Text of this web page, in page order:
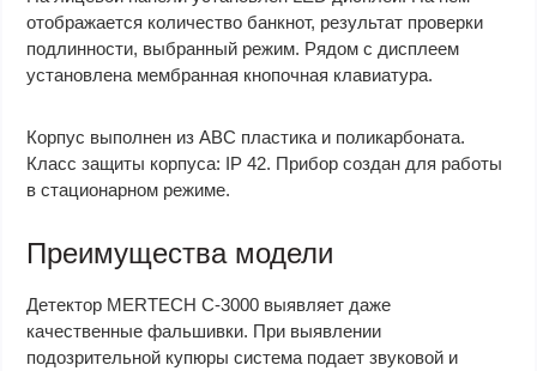
отображается количество банкнот, результат проверки
подлинности, выбранный режим. Рядом с дисплеем
установлена мембранная кнопочная клавиатура.
Корпус выполнен из АВС пластика и поликарбоната.
Класс защиты корпуса: IP 42. Прибор создан для работы
в стационарном режиме.
Преимущества модели
Детектор MERTECH C-3000 выявляет даже
качественные фальшивки. При выявлении
подозрительной купюры система подает звуковой и